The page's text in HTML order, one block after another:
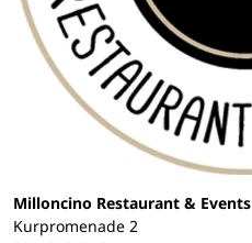
Milloncino Restaurant & Events
Kurpromenade 2